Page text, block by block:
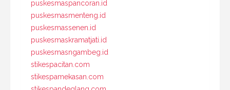
puskesmaspancoran.id
puskesmasmenteng.id
puskesmassenen.id
puskesmaskramatjati.id
puskesmasngambeg.id
stikespacitan.com
stikespamekasan.com